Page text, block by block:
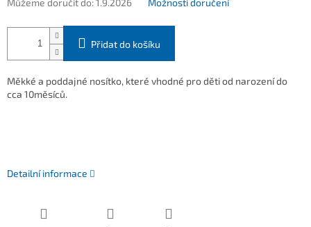
Můžeme doručit do:1.9.2026 Možnosti doručení
Přidat do košíku
Měkké a poddajné nosítko, které vhodné pro děti od narození do
cca 10měsíců.
Detailní informace